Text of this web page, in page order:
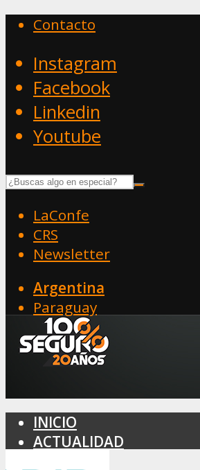
Contacto
Instagram
Facebook
Linkedin
Youtube
LaConfe
CRS
Newsletter
Argentina
Paraguay
INICIO
ACTUALIDAD